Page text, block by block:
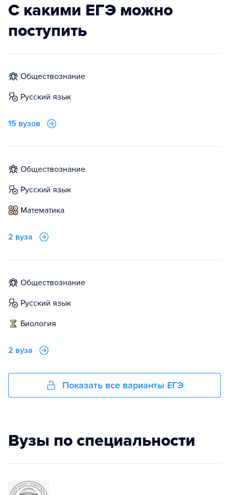
С какими ЕГЭ можно
поступить
обществознание
русский язык
15 вузов
обществознание
русский язык
математика
2 вуза
обществознание
русский язык
биология
2 вуза
Показать все варианты ЕГЭ
Вузы по специальности